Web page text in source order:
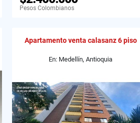
Pesos Colombianos
Apartamento venta calasanz 6 piso
En: Medellín, Antioquia